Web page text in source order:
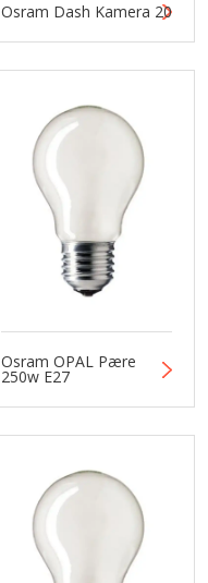
Osram Dash Kamera 20
Osram OPAL Pære
250w E27